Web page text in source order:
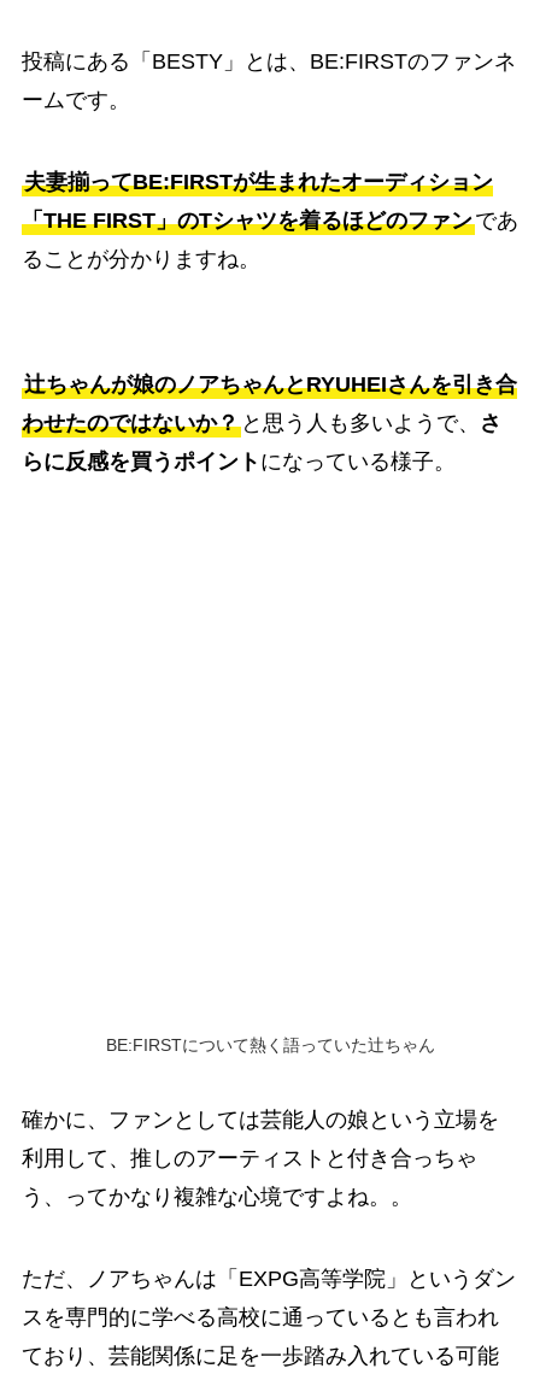
投稿にある「BESTY」とは、BE:FIRSTのファンネ
ームです。
夫妻揃ってBE:FIRSTが生まれたオーディション
「THE FIRST」のTシャツを着るほどのファンであ
ることが分かりますね。
辻ちゃんが娘のノアちゃんとRYUHEIさんを引き合
わせたのではないか？と思う人も多いようで、
さ
らに反感を買うポイント になっている様子。
BE:FIRSTについて熱く語っていた辻ちゃん
確かに、ファンとしては芸能人の娘という立場を
利用して、推しのアーティストと付き合っちゃ
う、ってかなり複雑な心境ですよね。。
ただ、ノアちゃんは「EXPG高等学院」というダン
スを専門的に学べる高校に通っているとも言われ
ており、芸能関係に足を一歩踏み入れている可能